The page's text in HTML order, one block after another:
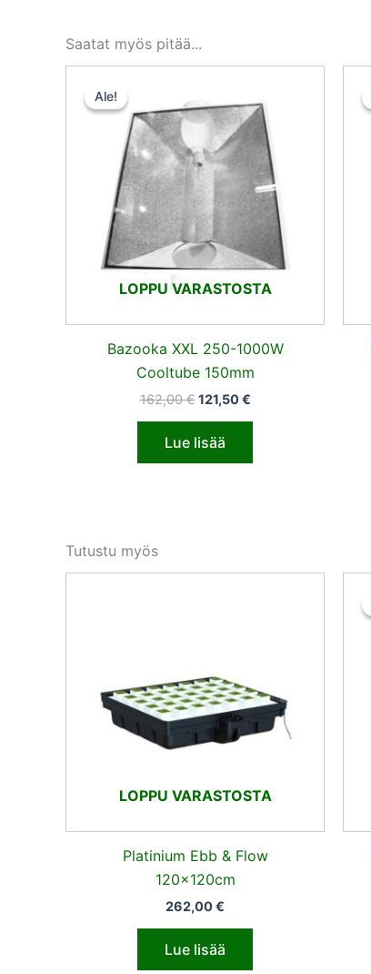
Saatat myös pitää...
Ale!
LOPPU VARASTOSTA
Ale!
Bazooka XXL 250-1000W
Cooltube 150mm
162,00€
oli:
162,00 €.
121,50€
on:
121,50 €.
Lue lisää
Tutustu myös
LOPPU VARASTOSTA
Platinium Ebb & Flow
120x120cm
262,00€
Lue lisää